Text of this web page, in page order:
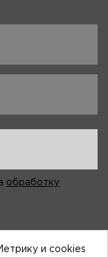
обработку
и cookies